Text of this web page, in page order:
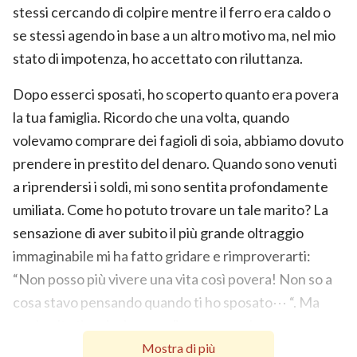
stessi cercando di colpire mentre il ferro era caldo o
se stessi agendo in base a un altro motivo ma, nel mio
stato di impotenza, ho accettato con riluttanza.
Dopo esserci sposati, ho scoperto quanto era povera
la tua famiglia. Ricordo che una volta, quando
volevamo comprare dei fagioli di soia, abbiamo dovuto
prendere in prestito del denaro. Quando sono venuti
a riprendersi i soldi, mi sono sentita profondamente
umiliata. Come ho potuto trovare un tale marito? La
sensazione di aver subito il più grande oltraggio
immaginabile mi ha fatto gridare e rimproverarti:
“Non posso più vivere una vita così povera! Non so a
cosa stavo pensando quando ti ho sposato⋯ “. Ma
Mostra di più